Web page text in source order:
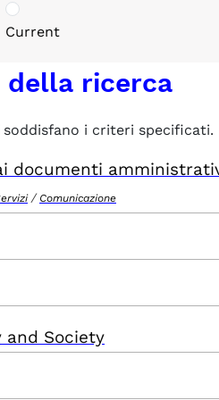
Current
della ricerca
soddisfano i criteri specificati.
documenti
/ Comunicazione
and Society